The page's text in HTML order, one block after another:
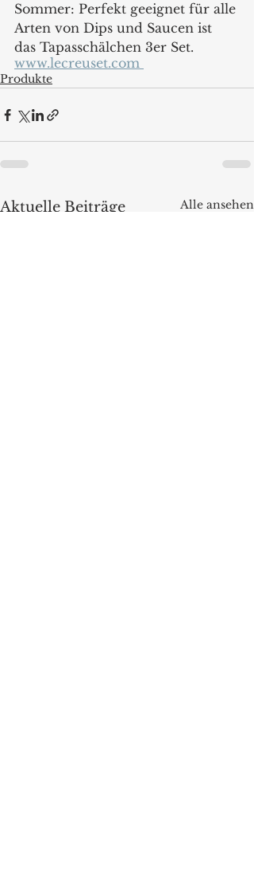
Sommer: Perfekt geeignet für alle
Arten von Dips und Saucen ist
das Tapasschälchen 3er Set.
www.lecreuset.com
Produkte
Aktuelle Beiträge Alle ansehen